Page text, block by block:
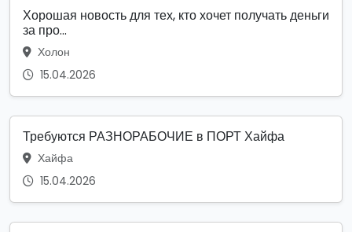
Хорошая новость для тех, кто хочет получать деньги
за про...
Холон
15.04.2026
Требуются РАЗНОРАБОЧИЕ в ПОРТ Хайфа
Хайфа
15.04.2026